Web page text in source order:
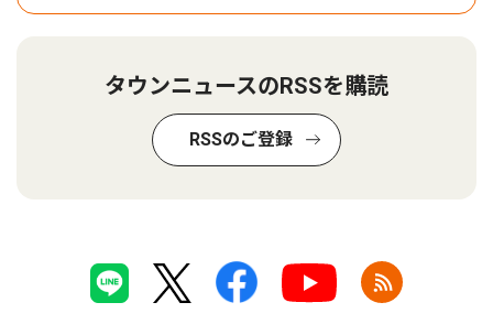
タウンニュースのRSSを購読
RSSのご登録